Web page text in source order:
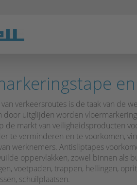
verkeersroutes is de taak van de
door uitglijden worden
de markt van veiligheidsproducten
te verminderen en te voorkomen,
werknemers. Antisliptapes
oppervlakken, zowel binnen als
voetpaden, trappen, hellingen,
schuilplaatsen.